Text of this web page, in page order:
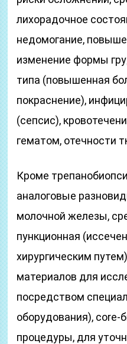
лихорадочное
недомогание,
изменение формы
типа (повышенная
покраснение),
(сепсис),
гематом, отечности
Кроме
аналоговые
молочной железы,
пункционная
хирургическим
материалов для
посредством
оборудования), core-
процедуры, для